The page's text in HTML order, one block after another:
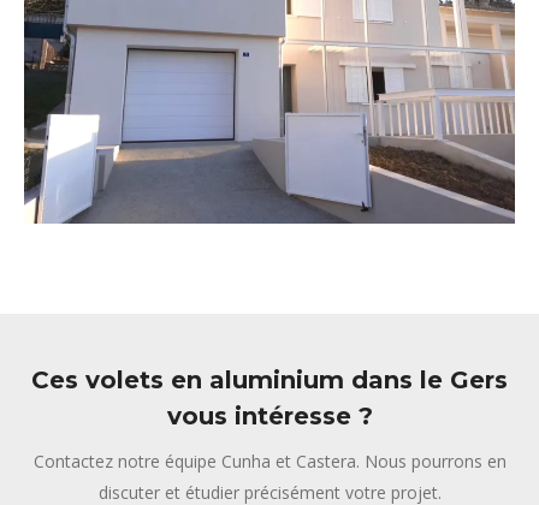
Ces volets en aluminium dans le Gers
vous intéresse ?
Contactez notre équipe Cunha et Castera. Nous pourrons en
discuter et étudier précisément votre projet.